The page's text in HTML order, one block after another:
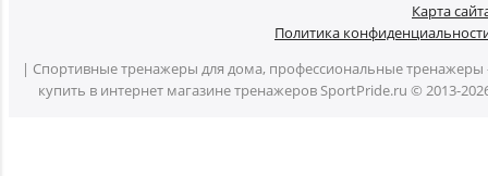
Карта
Политика
| Спортивные тренажеры для дома, профессиональные тренажеры
купить в интернет магазине тренажеров SportPride.ru © 2013-